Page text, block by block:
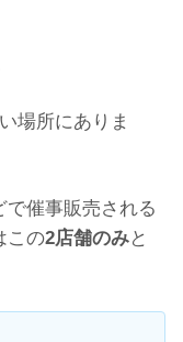
場所にありま
催事販売される
この2店舗のみと